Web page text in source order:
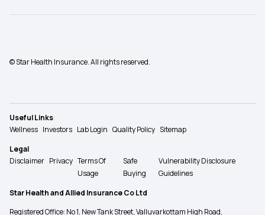
© Star Health Insurance. All rights reserved.
Useful Links
Wellness Investors Lab Login Quality Policy Sitemap
Legal
Disclaimer Privacy Terms Of
Usage
Safe
Buying
Vulnerability Disclosure
Guidelines
Star Health and Allied Insurance Co Ltd
Registered Office: No 1, New Tank Street, Valluvarkottam High Road,